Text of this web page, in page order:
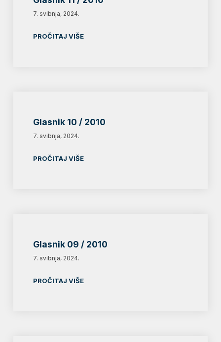
7. svibnja, 2024.
PROČITAJ VIŠE
Glasnik 10 / 2010
7. svibnja, 2024.
PROČITAJ VIŠE
Glasnik 09 / 2010
7. svibnja, 2024.
PROČITAJ VIŠE